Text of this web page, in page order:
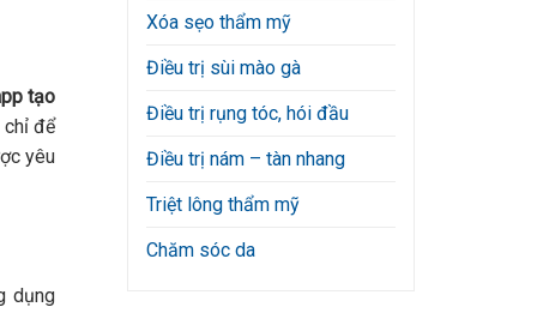
tạo
chỉ để
yêu
dụng
Xóa sẹo thẩm mỹ
Điều trị sùi mào gà
Điều trị rụng tóc, hói đầu
Điều trị nám – tàn nhang
Triệt lông thẩm mỹ
Chăm sóc da